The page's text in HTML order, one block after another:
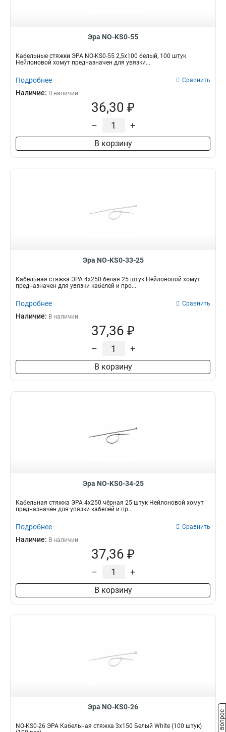
Эра NO-KS0-55
Кабельные стяжки ЭРА NO-KS0-55 2,5х100 белый, 100 штук
Нейлоновой хомут предназначен для увязки...
Подробнее Сравнить
Наличие: В наличии
36,30 ₽
– +
В корзину
Эра NO-KS0-33-25
Кабельная стяжка ЭРА 4x250 белая 25 штук Нейлоновой хомут
предназначен для увязки кабелей и про...
Подробнее Сравнить
Наличие: В наличии
37,36 ₽
– +
В корзину
Эра NO-KS0-34-25
Кабельная стяжка ЭРА 4x250 чёрная 25 штук Нейлоновой хомут
предназначен для увязки кабелей и пр...
Подробнее Сравнить
Наличие: В наличии
37,36 ₽
– +
В корзину
Эра NO-KS0-26
NO-KS0-26 ЭРА Кабельная стяжка 3х150 Белый White (100 штук)